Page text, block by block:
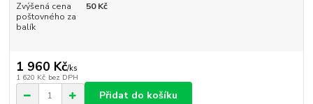
Zvýšená cena
poštovného za
balík
50 Kč
1 960 Kč/ks
1 620 Kč bez DPH
Přidat do košíku